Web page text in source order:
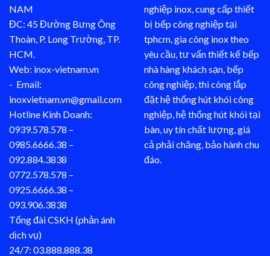
NAM
ĐC: 45 Đường Bưng Ông
Thoàn, P. Long Trường, TP.
HCM.
Web: inox-vietnam.vn
- Email:
inoxvietnam.vn@gmail.com
Hotline Kinh Doanh:
0939.578.578 –
0985.6666.38 –
092.884.3838
0772.578.578 –
0925.6666.38 –
093.906.3838
Tổng đài CSKH (phản ánh
dịch vụ)
24/7: 03.888.888.38
nghiệp inox, cung cấp thiết
bị bếp công nghiệp tại
tphcm, gia công inox theo
yêu cầu, tư vấn thiết kế bếp
nhà hàng khách sạn, bếp
công nghiệp, thi công lắp
đặt hệ thống hút khói công
nghiệp, hệ thống hút khói tại
bàn, uy tín chất lượng, giá
cả phải chăng, bảo hành chu
đáo.